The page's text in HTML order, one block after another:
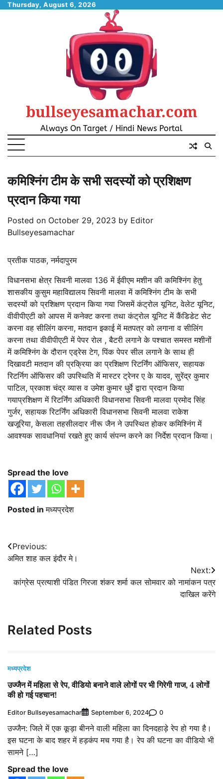
SkipThursday, August 6, 2026
bullseyesamachar.com
Always On Target / Hindi News Portal
कमिश्निंग टीम के सभी सदस्यों को प्रशिक्षण
प्रदान किया गया
Posted on October 29, 2023 by Editor
Bullseyesamachar
प्रतीक पाठक, नर्मदापुरम
विधानसभा क्षेत्र सिवनी मालवा 136 में ईवीएम मशीन की कमिश्निंग हेतु
शासकीय कुसुम महाविद्यालय सिवनी मालवा में कमिश्निंग टीम के सभी
सदस्यों को प्रशिक्षण प्रदान किया गया जिसमें कंट्रोल यूनिट, वेलेट यूनिट,
वीवीपीएटी को आपस में कनेक्ट करना तथा कंट्रोल यूनिट में कैंडिडेट सेट
करना वह सीलिंग करना, मतदान इकाई में मतपत्र को लगाना व सीलिंग
करना तथा वीवीपीएटी में पेपर रोल , बैटरी लगाने के पश्चात समस्त मशीनों
में कमिश्निंग के दौरान एड्रेस टेग, पिंक पेपर सील लगाने के साथ ही
दिखावटी मतदान की प्रक्रिया का प्रशिक्षण रिटर्निंग ऑफिसर, सहायक
रिटर्निग ऑफिसर की उपस्थिति में मास्टर ट्रेनर ए के यादव, सुरेंद्र कुमार
पाटिल, प्रकाश चंद्र व्यास व उमेश कुमार धुर्वे द्वारा प्रदान किया
गयाप्रशिक्षण में रिटर्निंग अधिकारी विधानसभा सिवनी मालवा प्रमोद सिंह
गुर्जर, सहायक रिटर्निंग अधिकारी विधानसभा सिवनी मालवा राकेश
खजूरिया, केसला तहसीलदार नीरू जैन ने उपस्थित होकर कमिश्निंग में
आवश्यक सावधानियां रखते हुए कार्य संपन्न करने का निर्देश प्रदान किया।
Spread the love
Posted inमध्यप्रदेश
Post
navigation
Previous:
अमित शाह कल इंदौर मे।
Next:
कांग्रेस प्रत्याशी पंडित गिरजा शंकर शर्मा कल सोमवार को नामांकन पत्र
दाखिल करेंगे
Related Posts
मध्यप्रदेश
उज्जैन में महिला से रेप, वीडियो बनाने वाले लोगों पर भी गिरेगी गाज, 4 लोगों
की हो गई पहचान!
Editor Bullseyesamachar September 6, 2024 0
उज्जैन: जिले में एक कूड़ा बीनने वाली महिला का दिनदहाड़े रेप हो गया है।
इस घटना के बाद शहर में हड़कंप मच गया है। रेप की घटना का वीडियो भी
सामने […]
Spread the love